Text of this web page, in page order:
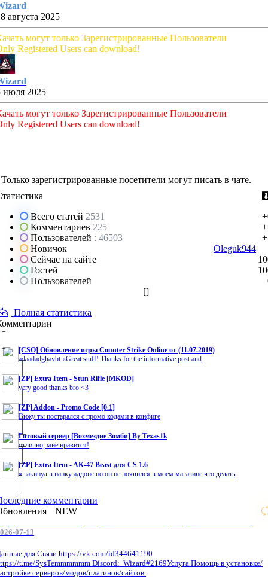
августа 2025
могут только Зарегистрированные Пользователи
Registered Users can download!
июля 2025
могут только Зарегистрированные Пользователи
Registered Users can download!
Только зарегистрированные посетители могут писать в чате.
Всего статей 2531
Комментариев 225
Пользователей : 46503
Новичок
Oleguk944
Сейчас на сайте
Гостей
Пользователей
[]
Полная статистика
[CSO] Обновление игры Counter Strike Online от (11.07.2019)
adaadadghavbt «Great stuff! Thanks for the informative post and
[ZP] Extra Item - Stun Rifle [MKOD]
very good thanks bro <3
[ZP] Addon - Promo Code [0.1]
Вижу ты постарался с промо кодами в конфиге
Готовый сервер [Возмездие Зомби] By Texas1k
отлично, мне нравится!
[ZP] Extra Item - AK-47 Beast для CS 1.6
я закинул в папку аддонс но он не появился в моем магазине что делать
комментарии
NEW
07-13
для Связи.https://vk.com/id344641190
t.me/SysTemmmmmm Discord: Wizard#2169Услуга Помощь в установке/
серверов/модов/плагинов/сайтов.